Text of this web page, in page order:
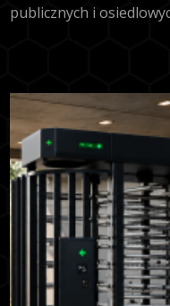
publicznych i